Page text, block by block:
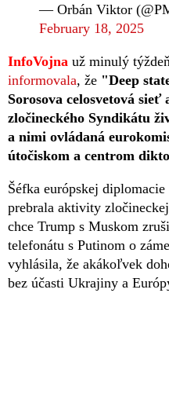
— Orbán Viktor
February 18, 2025
InfoVojna už minulý týždeň
informovala, že "Deep
Sorosova celosvetová
zločineckého Syndikátu
a nimi ovládaná
útočiskom a centrom
Šéfka európskej
prebrala aktivity
chce Trump s Muskom
telefonátu s Putinom o
vyhlásila, že akákoľvek
bez účasti Ukrajiny a